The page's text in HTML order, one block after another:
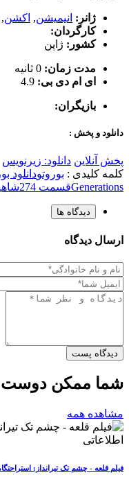
ژانر: انیمیشن, اکشن,
کارگردان:
کشور: ژاپن
مدت زمان: 0 ثانیه
ای ام دی بی: 4.9
بازیگران:
دانلود و پخش :
پخش آنلاین دانلود: زیرنویس
کلمه کلیدی : بوروتودانلود
Generationsقسمت 274
دیدگاه ها
ارسال دیدگاه
دیدگاه پست
شما ممکن دوست
مشاهده همه
فیلم قلعه - چشم تک تیرانداز: